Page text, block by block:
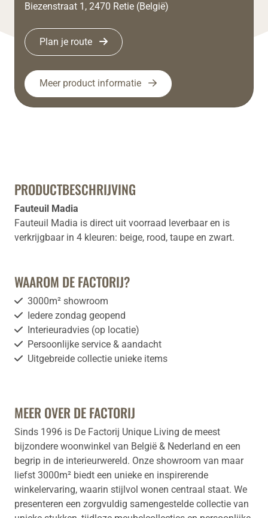
Biezenstraat 1, 2470 Retie (België)
Plan je route
Meer product informatie
PRODUCTBESCHRIJVING
Fauteuil Madia
Fauteuil Madia is direct uit voorraad leverbaar en is
verkrijgbaar in 4 kleuren: beige, rood, taupe en zwart.
WAAROM DE FACTORIJ?
3000m² showroom
Iedere zondag geopend
Interieuradvies (op locatie)
Persoonlijke service & aandacht
Uitgebreide collectie unieke items
MEER OVER DE FACTORIJ
Sinds 1996 is De Factorij Unique Living de meest
bijzondere woonwinkel van België & Nederland en een
begrip in de interieurwereld. Onze showroom van maar
liefst 3000m² biedt een unieke en inspirerende
winkelervaring, waarin stijlvol wonen centraal staat. We
presenteren een zorgvuldig samengestelde collectie van